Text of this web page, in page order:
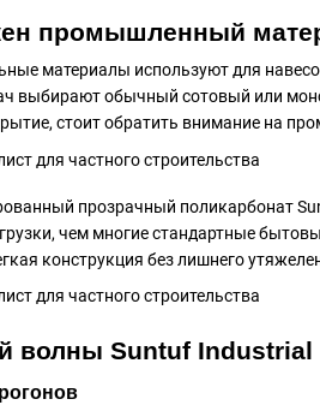
промышленный
материалы используют для
выбирают обычный сотовый или
стоит обратить внимание на
прозрачный поликарбонат
чем многие стандартные
конструкция без лишнего
волны Suntuf Industrial